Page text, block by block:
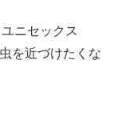
ニセックス
を近づけたくな